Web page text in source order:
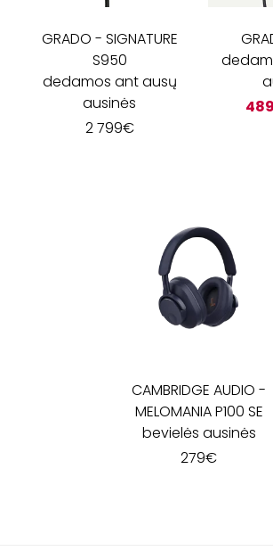
GRADO - SIGNATURE
S950
dedamos ant ausų
ausinės
2 799€
489
CAMBRIDGE AUDIO -
MELOMANIA P100 SE
bevielės ausinės
279€